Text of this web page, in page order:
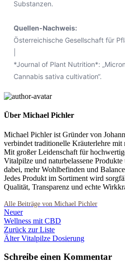
Substanzen.
Quellen-Nachweis:
Österreichische Gesellschaft für
*Journal of Plant Nutrition*:
Cannabis sativa cultivation“.
Über Michael Pichler
Michael Pichler ist Gründer von
verbindet traditionelle Kräuterlehre mit
Mit großer Leidenschaft für
Vitalpilze und naturbelassene Produkte
dabei, mehr Wohlbefinden und
Jedes Produkt im Sortiment wird
Qualität, Transparenz und echte
Neuer
Wellness mit CBD
Zurück zur Liste
Älter Vitalpilze Dosierung
Schreibe einen Kommentar